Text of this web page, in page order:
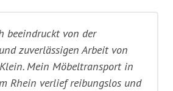
beeindruckt von der
zuverlässigen Arbeit von
Mein Möbeltransport in
Rhein verlief reibungslos und